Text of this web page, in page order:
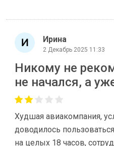
Ирина
2 Декабрь 2025 11:33
Никому не
не начался, а
Худшая авиакомпания,
доводилось
на целых 18 часов,